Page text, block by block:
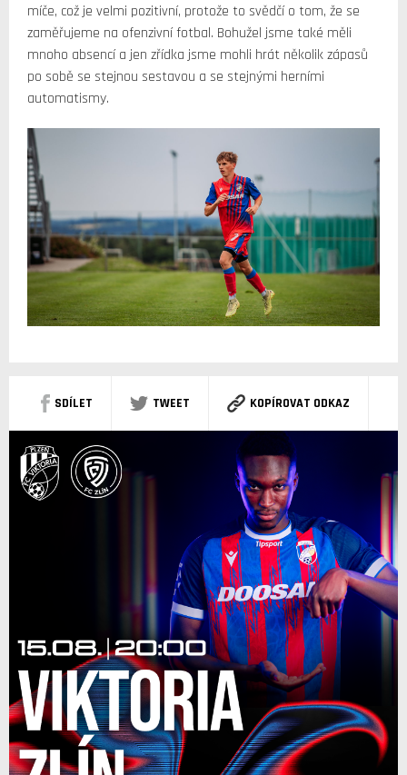
míče, což je velmi pozitivní, protože to svědčí o tom, že se
zaměřujeme na ofenzivní fotbal. Bohužel jsme také měli
mnoho absencí a jen zřídka jsme mohli hrát několik zápasů
po sobě se stejnou sestavou a se stejnými herními
automatismy.
SDÍLET TWEET KOPÍROVAT ODKAZ